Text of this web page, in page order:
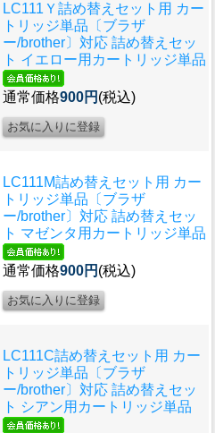
LC111Ｙ詰め替えセット用 カー
トリッジ単品〔ブラザ
ー/brother〕対応 詰め替えセッ
ト イエロー用カートリッジ単品
通常価格900円 (税込)
LC111M詰め替えセット用 カー
トリッジ単品〔ブラザ
ー/brother〕対応 詰め替えセッ
ト マゼンタ用カートリッジ単品
通常価格900円 (税込)
LC111C詰め替えセット用 カー
トリッジ単品〔ブラザ
ー/brother〕対応 詰め替えセッ
ト シアン用カートリッジ単品